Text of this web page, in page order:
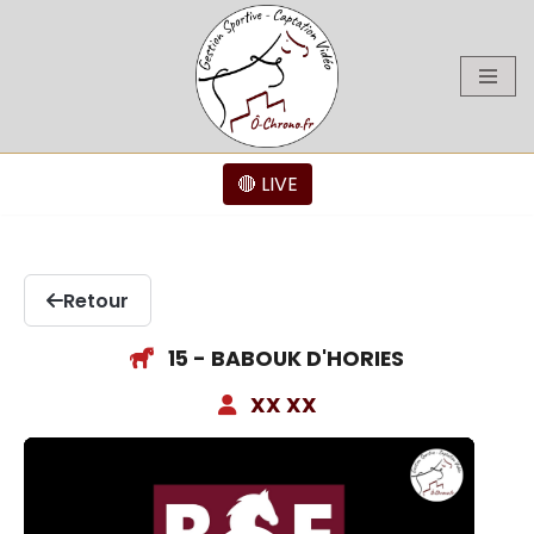
🔴 LIVE
Retour
15 - BABOUK D'HORIES
XX XX